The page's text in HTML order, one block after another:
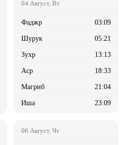
03:09
05:21
13:13
18:33
21:04
23:09